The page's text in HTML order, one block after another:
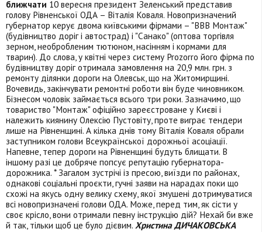
ближчати 10 вересня президент Зеленський представив
голову Рівненської ОДА – Віталія Коваля. Новопризначений
губернатор керує двома київськими фірмами – "ВВВ Монтаж"
(будівництво доріг і автострад) і "Санако" (оптова торгівля
зерном, необробленим тютюном, насінням і кормами для
тварин). До слова, у квітні через систему Prozorro його фірма по
будівництву доріг отримала замовлення на 20,9 млн. грн. з
ремонту ділянки дороги на Олевськ, що на Житомирщині.
Вочевидь, закінчувати ремонтні роботи він буде чиновником.
Бізнесом чоловік займається всього три роки. Зазначимо, що
товариство "Монтаж" офіційно зареєстроване у Києві і
належить киянину Олексію Пустовіту, проте виграє тендери
лише на Рівненщині. А кілька днів тому Віталія Коваля обрали
заступником голови Всеукраїнської дорожньої асоціації.
Напевне, тепер дороги на Рівненщині будуть блищати. В
іншому разі це добряче попсує репутацію губернатора-
дорожника. * Загалом зустрічі із пресою, виїзди по районах,
однакові соціальні проєкти, гучні заяви на нарадах поки що
схожі на якусь одну велику схему, якої змушені дотримуватися
всі новопризначені голови ОДА. Може, перед тим, як сісти у
своє крісло, вони отримали певну інструкцію дій? Нехай би вже
й так, тільки щоб це було дієвим. Христина ДИЧАКОВСЬКА